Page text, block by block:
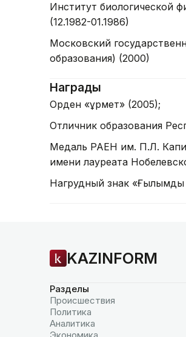
Институт биологической
(12.1982-01.1986)
Московский
образования) (2000)
Награды
Орден «Құрмет» (2005);
Отличник образования
Медаль РАЕН им. П.Л.
имени лауреата
Нагрудный знак «Ғылымды
KAZINFORM
Разделы
Происшествия
Политика
Аналитика